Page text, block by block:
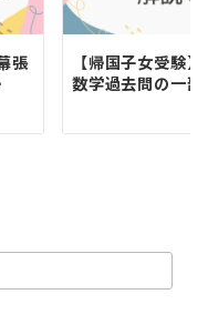
張
【帰国子女受験
数学過去問の一